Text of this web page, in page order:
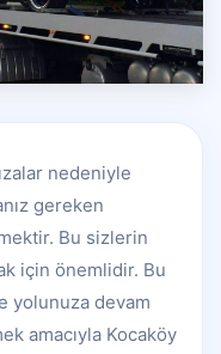
nedeniyle
gereken
Bu sizlerin
için önemlidir. Bu
yolunuza devam
amacıyla Kocaköy